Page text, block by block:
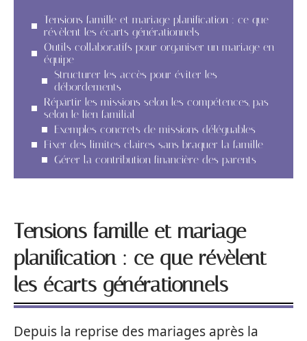
Tensions famille et mariage planification : ce que
révèlent les écarts générationnels
Outils collaboratifs pour organiser un mariage en
équipe
Structurer les accès pour éviter les
débordements
Répartir les missions selon les compétences, pas
selon le lien familial
Exemples concrets de missions déléguables
Fixer des limites claires sans braquer la famille
Gérer la contribution financière des parents
Tensions famille et mariage
planification : ce que révèlent
les écarts générationnels
Depuis la reprise des mariages après la